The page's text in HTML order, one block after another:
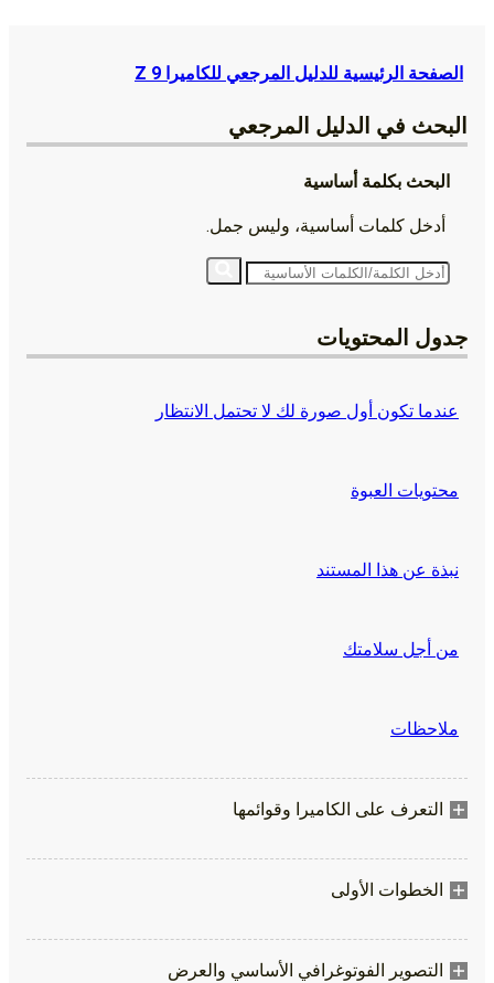
الصفحة الرئيسية للدليل المرجعي للكاميرا Z 9
البحث في الدليل المرجعي
البحث بكلمة أساسية
أدخل كلمات أساسية، وليس جمل.
جدول المحتويات
عندما تكون أول صورة لك لا تحتمل الانتظار
محتويات العبوة
نبذة عن هذا المستند
من أجل سلامتك
ملاحظات
التعرف على الكاميرا وقوائمها
الخطوات الأولى
التصوير الفوتوغرافي الأساسي والعرض